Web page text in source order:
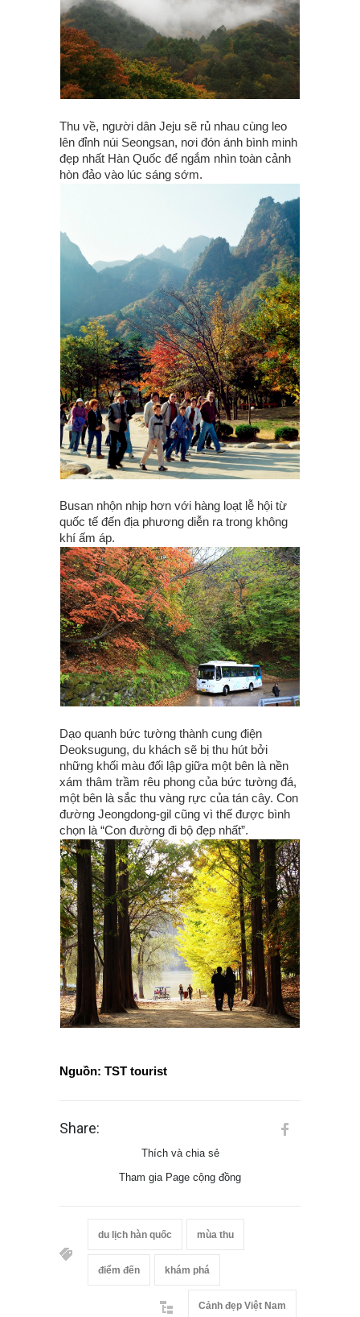
Thu về, người dân Jeju sẽ rủ nhau cùng leo
lên đỉnh núi Seongsan, nơi đón ánh bình minh
đẹp nhất Hàn Quốc để ngắm nhìn toàn cảnh
hòn đảo vào lúc sáng sớm.
Busan nhộn nhịp hơn với hàng loạt lễ hội từ
quốc tế đến địa phương diễn ra trong không
khí ấm áp.
Dạo quanh bức tường thành cung điện
Deoksugung, du khách sẽ bị thu hút bởi
những khối màu đối lập giữa một bên là nền
xám thâm trầm rêu phong của bức tường đá,
một bên là sắc thu vàng rực của tán cây. Con
đường Jeongdong-gil cũng vì thế được bình
chọn là “Con đường đi bộ đẹp nhất”.
Nguồn: TST tourist
Share:
Thích và chia sẻ
Tham gia Page cộng đồng
du lịch hàn quốc mùa thu
điểm đến khám phá
Cảnh đẹp Việt Nam